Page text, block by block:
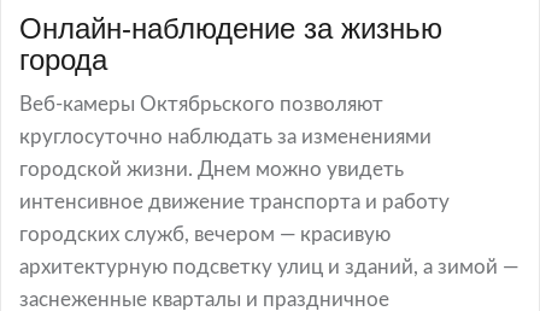
Онлайн-наблюдение за жизнью
города
Веб-камеры Октябрьского позволяют
круглосуточно наблюдать за изменениями
городской жизни. Днем можно увидеть
интенсивное движение транспорта и работу
городских служб, вечером — красивую
архитектурную подсветку улиц и зданий, а зимой —
заснеженные кварталы и праздничное